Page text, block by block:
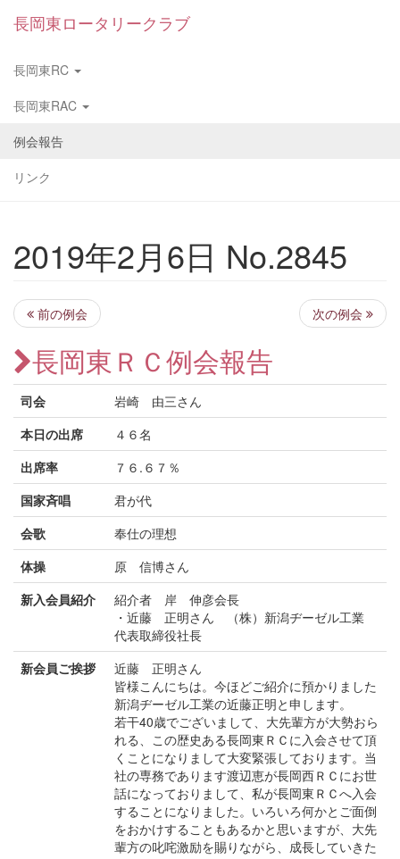
長岡東ロータリークラブ
長岡東RC
長岡東RAC
例会報告
リンク
2019年2月6日 No.2845
前の例会 次の例会
長岡東ＲＣ例会報告
司会
岩崎 由三さん
本日の出席
４６名
出席率
７６.６７％
国家斉唱
君が代
会歌
奉仕の理想
体操
原 信博さん
新入会員紹介
紹介者 岸 伸彦会長
・近藤 正明さん （株）新潟ヂーゼル工業
代表取締役社長
新会員ご挨拶
近藤 正明さん
皆様こんにちは。今ほどご紹介に預かりました
新潟ヂーゼル工業の近藤正明と申します。
若干40歳でございまして、大先輩方が大勢おら
れる、この歴史ある長岡東ＲＣに入会させて頂
くことになりまして大変緊張しております。当
社の専務であります渡辺恵が長岡西ＲＣにお世
話になっておりまして、私が長岡東ＲＣへ入会
することになりました。いろいろ何かとご面倒
をおかけすることもあるかと思いますが、大先
輩方の叱咤激励を賜りながら、成長していきた